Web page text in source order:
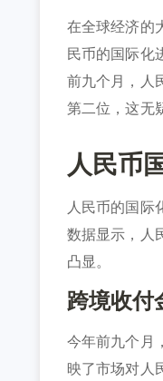
在全球经济的
民币的国际化
前九个月，人
第二位，这无
人民币
人民币的国际
数据显示，人
凸显。
跨境收付
今年前九个月
映了市场对人